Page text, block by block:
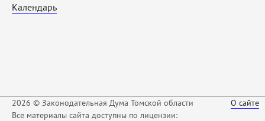
Календарь
2026 © Законодательная Дума Томской области
Все материалы сайта доступны по лицензии:
О сайте